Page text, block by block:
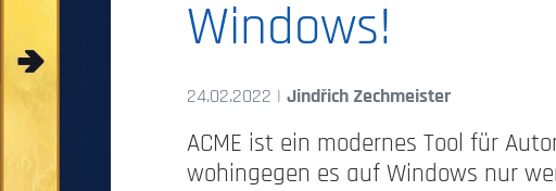
Windows!
24.02.2022 | Jindřich Zechmeister
ACME ist ein modernes Tool für
wohingegen es auf Windows nur